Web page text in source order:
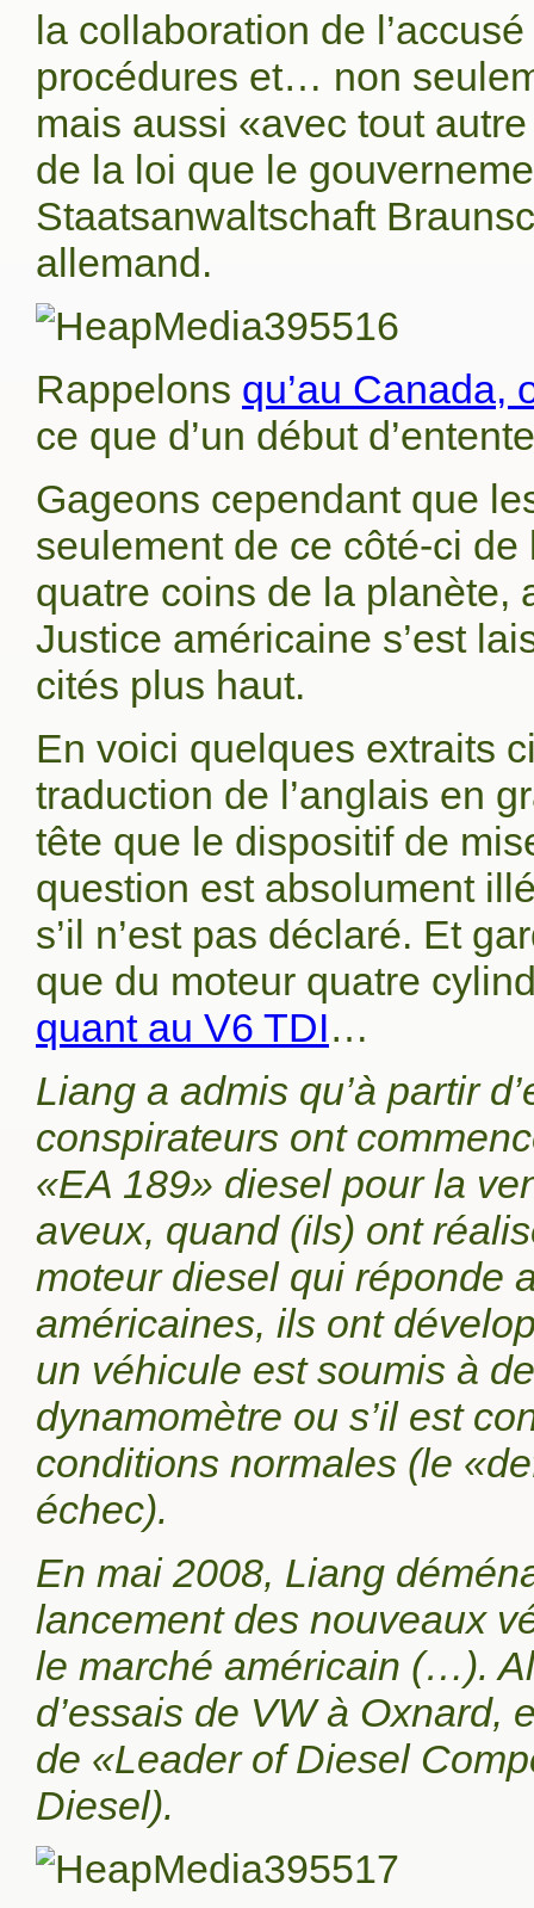
la collaboration de
procédures et… non
mais aussi «avec tout
de la loi que le
Staatsanwaltschaft
allemand.
Rappelons qu’au Canada,
ce que d’un début
Gageons cependant que
seulement de ce côté-ci
quatre coins de la planète,
Justice américaine s’est
cités plus haut.
En voici quelques extraits
traduction de l’anglais en
tête que le dispositif de
question est absolument
s’il n’est pas déclaré. Et
que du moteur quatre
quant au V6 TDI…
Liang a admis qu’à partir
conspirateurs ont
«EA 189» diesel pour la
aveux, quand (ils) ont
moteur diesel qui réponde
américaines, ils ont
un véhicule est soumis à
dynamomètre ou s’il est
conditions normales (le
échec).
En mai 2008, Liang
lancement des nouveaux
le marché américain (…).
d’essais de VW à Oxnard,
de «Leader of Diesel
Diesel).